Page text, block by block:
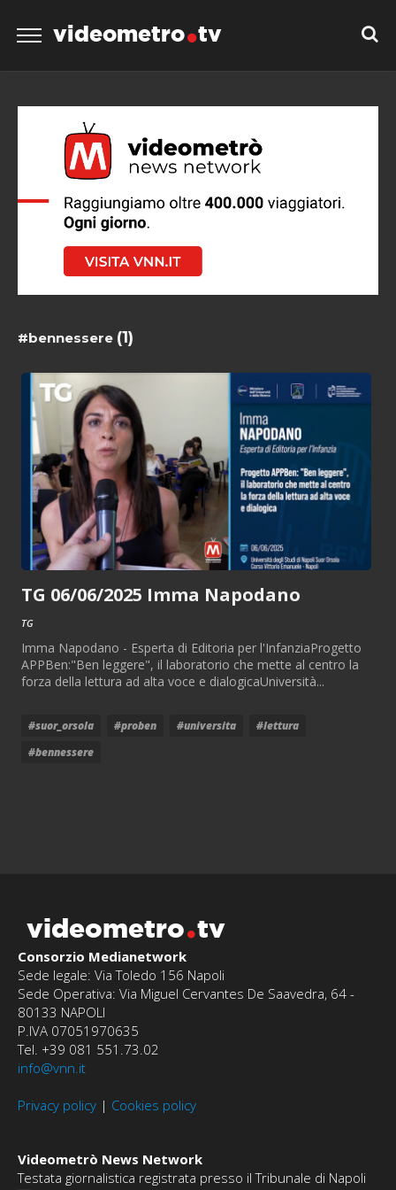
videometro tv
#bennessere (1)
TG 06/06/2025 Imma Napodano
TG
Imma Napodano - Esperta di Editoria per l'InfanziaProgetto
APPBen:"Ben leggere", il laboratorio che mette al centro la
forza della lettura ad alta voce e dialogicaUniversità...
#suor_orsola #proben #universita
#lettura
#bennessere
videometro tv
Consorzio Medianetwork
Sede legale: Via Toledo 156 Napoli
Sede Operativa: Via Miguel Cervantes De Saavedra, 64 -
80133 NAPOLI
P.IVA 07051970635
Tel. +39 081 551.73.02
info@vnn.it
Privacy policy | Cookies policy
Videometrò News Network
Testata giornalistica registrata presso il Tribunale di Napoli